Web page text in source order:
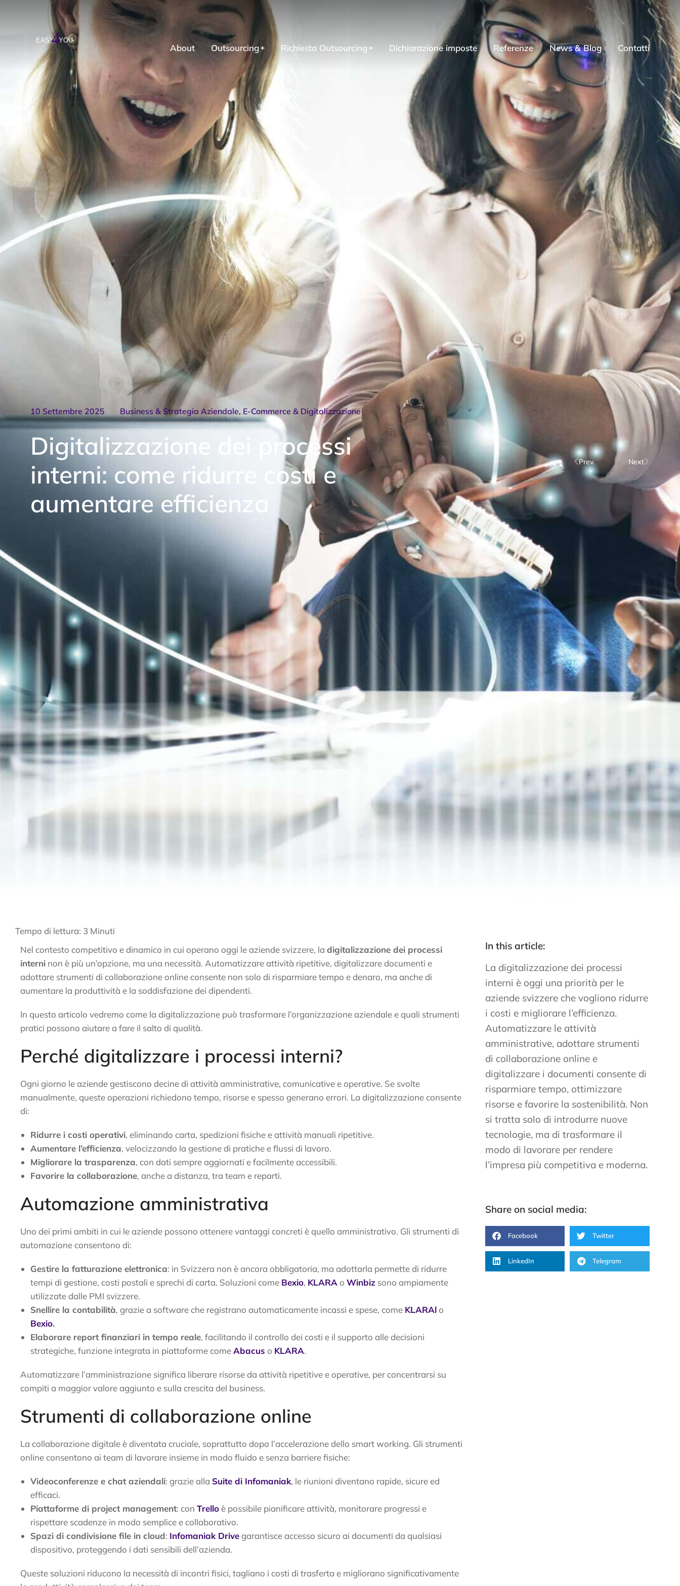
About Outsourcing Richiesta Outsourcing Dichiarazione imposte Referenze News & Blog Contatti
10 Settembre 2025 Business & Strategia Aziendale, E-Commerce & Digitalizzazione
Digitalizzazione dei processi
interni: come ridurre costi e
aumentare efficienza
Prev. Next
Tempo di lettura: 3 Minuti
Nel contesto competitivo e dinamico in cui operano oggi le aziende svizzere, la digitalizzazione dei processi
interni non è più un’opzione, ma una necessità. Automatizzare attività ripetitive, digitalizzare documenti e
adottare strumenti di collaborazione online consente non solo di risparmiare tempo e denaro, ma anche di
aumentare la produttività e la soddisfazione dei dipendenti.
In questo articolo vedremo come la digitalizzazione può trasformare l’organizzazione aziendale e quali strumenti
pratici possono aiutare a fare il salto di qualità.
Perché digitalizzare i processi interni?
Ogni giorno le aziende gestiscono decine di attività amministrative, comunicative e operative. Se svolte
manualmente, queste operazioni richiedono tempo, risorse e spesso generano errori. La digitalizzazione consente
di:
Ridurre i costi operativi, eliminando carta, spedizioni fisiche e attività manuali ripetitive.
Aumentare l’efficienza, velocizzando la gestione di pratiche e flussi di lavoro.
Migliorare la trasparenza, con dati sempre aggiornati e facilmente accessibili.
Favorire la collaborazione, anche a distanza, tra team e reparti.
Automazione amministrativa
Uno dei primi ambiti in cui le aziende possono ottenere vantaggi concreti è quello amministrativo. Gli strumenti di
automazione consentono di:
Gestire la fatturazione elettronica: in Svizzera non è ancora obbligatoria, ma adottarla permette di ridurre
tempi di gestione, costi postali e sprechi di carta. Soluzioni come Bexio, KLARA o Winbiz sono ampiamente
utilizzate dalle PMI svizzere.
Snellire la contabilità, grazie a software che registrano automaticamente incassi e spese, come KLARAlo
Bexio.
Elaborare report finanziari in tempo reale, facilitando il controllo dei costi e il supporto alle decisioni
strategiche, funzione integrata in piattaforme comeAbacus o KLARA.
Automatizzare l’amministrazione significa liberare risorse da attività ripetitive e operative, per concentrarsi su
compiti a maggior valore aggiunto e sulla crescita del business.
Strumenti di collaborazione online
La collaborazione digitale è diventata cruciale, soprattutto dopo l’accelerazione dello smart working. Gli strumenti
online consentono ai team di lavorare insieme in modo fluido e senza barriere fisiche:
Videoconferenze e chat aziendali: grazie alla Suite di Infomaniak, le riunioni diventano rapide, sicure ed
efficaci.
Piattaforme di project management: con Trelloè possibile pianificare attività, monitorare progressi e
rispettare scadenze in modo semplice e collaborativo.
Spazi di condivisione file in cloud: Infomaniak Drivegarantisce accesso sicuro ai documenti da qualsiasi
dispositivo, proteggendo i dati sensibili dell’azienda.
Queste soluzioni riducono la necessità di incontri fisici, tagliano i costi di trasferta e migliorano significativamente
In this article:
La digitalizzazione dei processi
interni è oggi una priorità per le
aziende svizzere che vogliono ridurre
i costi e migliorare l’efficienza.
Automatizzare le attività
amministrative, adottare strumenti
di collaborazione online e
digitalizzare i documenti consente di
risparmiare tempo, ottimizzare
risorse e favorire la sostenibilità. Non
si tratta solo di introdurre nuove
tecnologie, ma di trasformare il
modo di lavorare per rendere
l’impresa più competitiva e moderna.
Share on social media:
Facebook Twitter
LinkedIn Telegram